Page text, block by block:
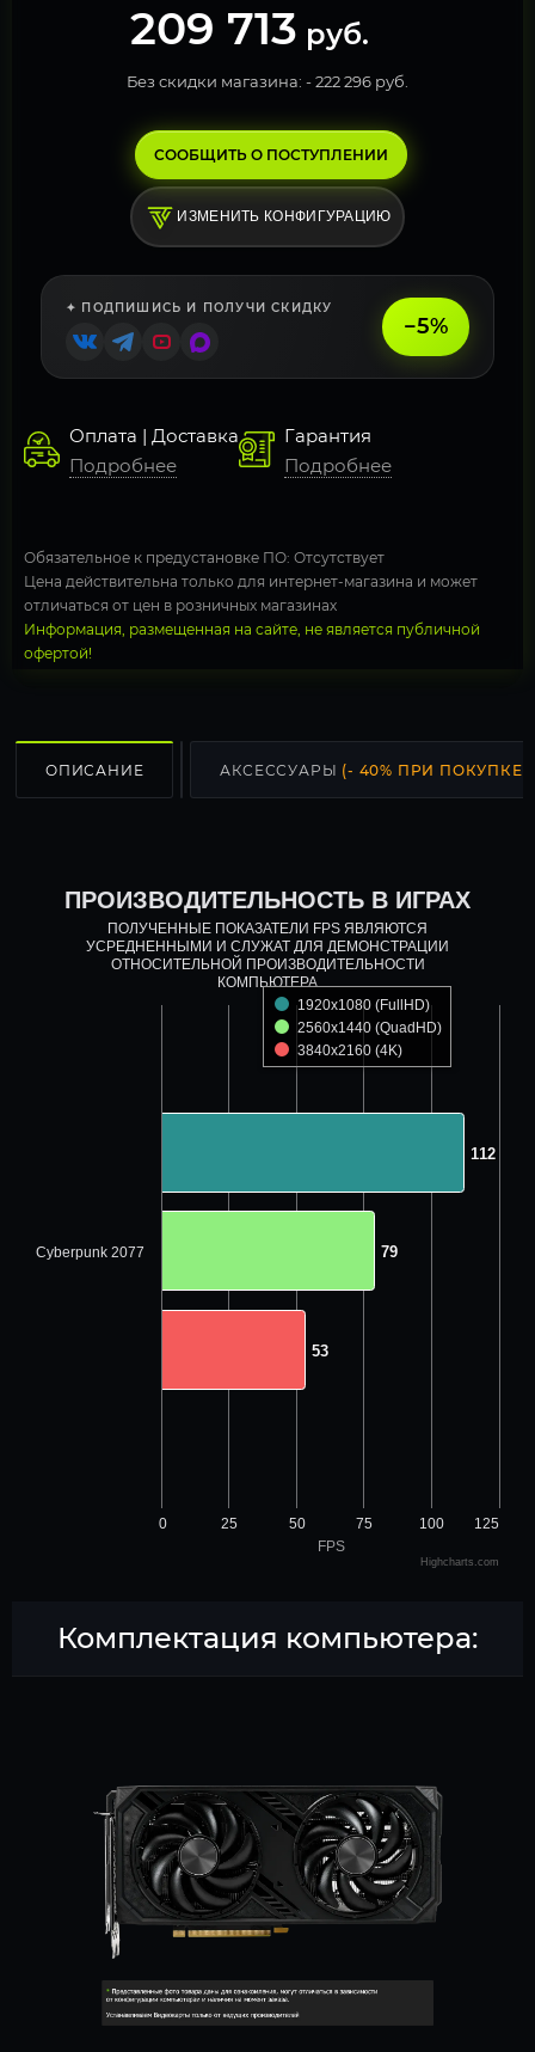
209 713 руб.
Без скидки магазина: -222 296 руб.
СООБЩИТЬ О ПОСТУПЛЕНИИ
ИЗМЕНИТЬ КОНФИГУРАЦИЮ
✦ ПОДПИШИСЬ И ПОЛУЧИ СКИДКУ
−5%
Оплата | Доставка
Подробнее
Гарантия
Подробнее
Обязательное к предустановке ПО: Отсутствует
Цена действительна только для интернет-магазина и может
отличаться от цен в розничных магазинах
Информация, размещенная на сайте, не является публичной
офертой!
ОПИСАНИЕ АКСЕССУАРЫ (- 40% ПРИ ПОКУПКЕ
FPS
ПРОИЗВОДИТЕЛЬНОСТЬ В ИГРАХ
ПОЛУЧЕННЫЕ ПОКАЗАТЕЛИ FPS ЯВЛЯЮТСЯ
УСРЕДНЕННЫМИ И СЛУЖАТ ДЛЯ ДЕМОНСТРАЦИИ
ОТНОСИТЕЛЬНОЙ ПРОИЗВОДИТЕЛЬНОСТИ
КОМПЬЮТЕРА
112
112
79
79
53
53
1920x1080 (FullHD)
2560x1440 (QuadHD)
3840x2160 (4K)
0 100
25 50 75 125
Cyberpunk 2077
Highcharts.com
Комплектация компьютера: